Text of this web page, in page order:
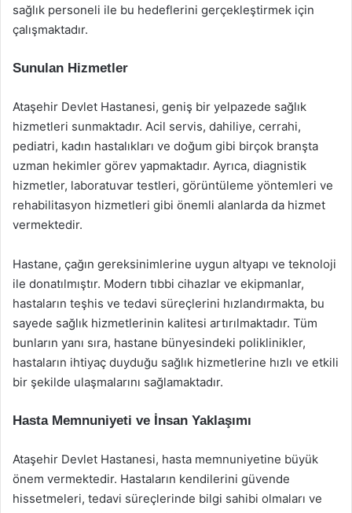
sağlık personeli ile bu hedeflerini gerçekleştirmek için
çalışmaktadır.
Sunulan Hizmetler
Ataşehir Devlet Hastanesi, geniş bir yelpazede sağlık
hizmetleri sunmaktadır. Acil servis, dahiliye, cerrahi,
pediatri, kadın hastalıkları ve doğum gibi birçok branşta
uzman hekimler görev yapmaktadır. Ayrıca, diagnistik
hizmetler, laboratuvar testleri, görüntüleme yöntemleri ve
rehabilitasyon hizmetleri gibi önemli alanlarda da hizmet
vermektedir.
Hastane, çağın gereksinimlerine uygun altyapı ve teknoloji
ile donatılmıştır. Modern tıbbi cihazlar ve ekipmanlar,
hastaların teşhis ve tedavi süreçlerini hızlandırmakta, bu
sayede sağlık hizmetlerinin kalitesi artırılmaktadır. Tüm
bunların yanı sıra, hastane bünyesindeki poliklinikler,
hastaların ihtiyaç duyduğu sağlık hizmetlerine hızlı ve etkili
bir şekilde ulaşmalarını sağlamaktadır.
Hasta Memnuniyeti ve İnsan Yaklaşımı
Ataşehir Devlet Hastanesi, hasta memnuniyetine büyük
önem vermektedir. Hastaların kendilerini güvende
hissetmeleri, tedavi süreçlerinde bilgi sahibi olmaları ve